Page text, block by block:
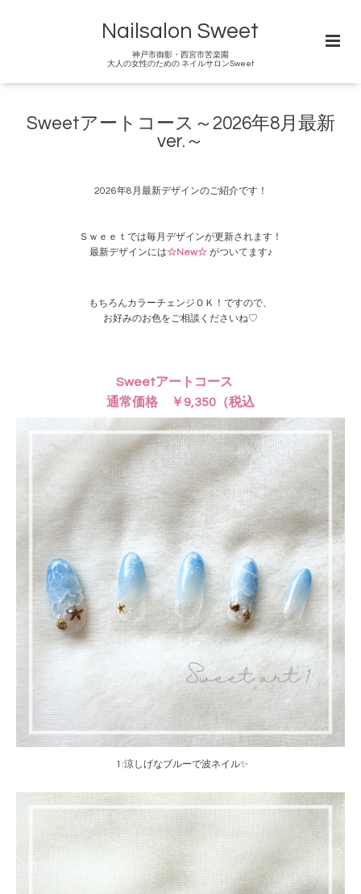
Nailsalon Sweet
神戸市御影・西宮市苦楽園
大人の女性のための ネイルサロンSweet
Sweetアートコース～2026年8月最新
ver.～
2026年8月最新デザインのご紹介です！
Ｓｗｅｅｔでは毎月デザインが更新されます！
最新デザインには☆New☆ がついてます♪
もちろんカラーチェンジＯＫ！ですので、
お好みのお色をご相談くださいね♡
Sweetアートコース
通常価格 ￥9,350（税込
1:涼しげなブルーで波ネイル✨